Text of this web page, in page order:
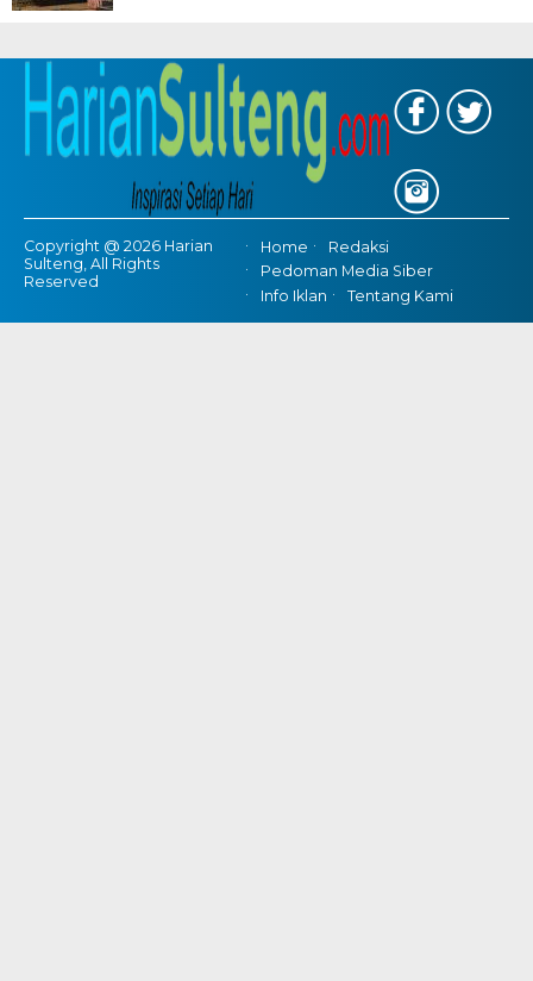
Copyright @ 2026 Harian
Sulteng, All Rights
Reserved
Home
Redaksi
Pedoman Media Siber
Info Iklan
Tentang Kami